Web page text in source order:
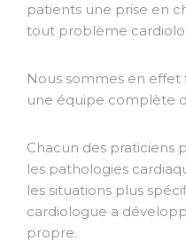
patients une prise en
tout problème
Nous sommes en effet
une équipe complète
Chacun des praticiens
les pathologies
les situations plus
cardiologue a
propre.